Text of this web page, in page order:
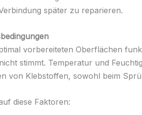
später zu reparieren.
vorbereiteten Oberflächen
stimmt. Temperatur und
von Klebstoffen, sowohl beim
diese Faktoren: